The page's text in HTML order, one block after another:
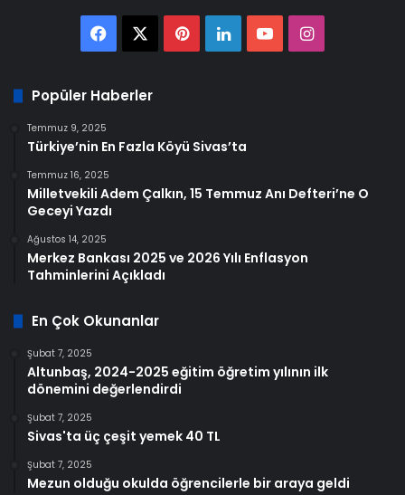
FacebookPinterest
LinkedInYouTubeInstagram
Popüler Haberler
Temmuz 9, 2025
Türkiye’nin En Fazla Köyü Sivas’ta
Temmuz 16, 2025
Milletvekili Adem Çalkın, 15 Temmuz Anı Defteri’ne O
Geceyi Yazdı
Ağustos 14, 2025
Merkez Bankası 2025 ve 2026 Yılı Enflasyon
Tahminlerini Açıkladı
En Çok Okunanlar
Şubat 7, 2025
Altunbaş, 2024-2025 eğitim öğretim yılının ilk
dönemini değerlendirdi
Şubat 7, 2025
Sivas'ta üç çeşit yemek 40 TL
Şubat 7, 2025
Mezun olduğu okulda öğrencilerle bir araya geldi